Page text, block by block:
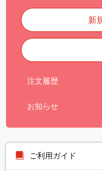
新
注文履歴
お知らせ
ご利用ガイド